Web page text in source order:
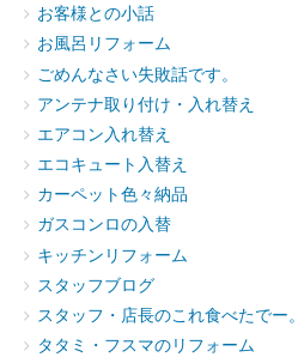
お客様との小話
お風呂リフォーム
ごめんなさい失敗話です。
アンテナ取り付け・入れ替え
エアコン入れ替え
エコキュート入替え
カーペット色々納品
ガスコンロの入替
キッチンリフォーム
スタッフブログ
スタッフ・店長のこれ食べたでー。
タタミ・フスマのリフォーム